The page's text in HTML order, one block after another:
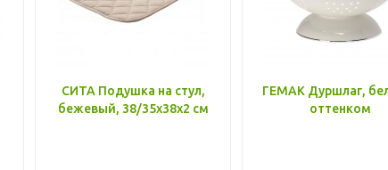
СИТА Подушка на стул,
бежевый, 38/35x38x2 см
ГЕМАК Дуршлаг,
оттенком